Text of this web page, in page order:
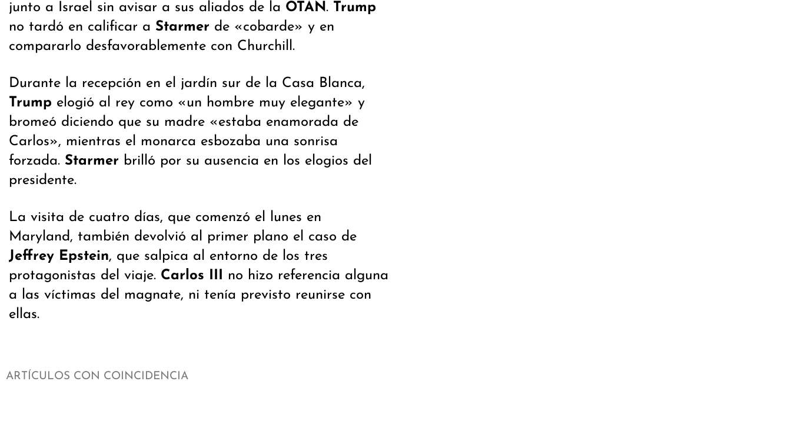
junto a Israel sin avisar a sus aliados de la OTAN. Trump
no tardó en calificar a Starmer de «cobarde» y en
compararlo desfavorablemente con Churchill.
Durante la recepción en el jardín sur de la Casa Blanca,
Trump elogió al rey como «un hombre muy elegante» y
bromeó diciendo que su madre «estaba enamorada de
Carlos», mientras el monarca esbozaba una sonrisa
forzada. Starmer brilló por su ausencia en los elogios del
presidente.
La visita de cuatro días, que comenzó el lunes en
Maryland, también devolvió al primer plano el caso de
Jeffrey Epstein, que salpica al entorno de los tres
protagonistas del viaje. Carlos III no hizo referencia alguna
a las víctimas del magnate, ni tenía previsto reunirse con
ellas.
ARTÍCULOS CON COINCIDENCIA